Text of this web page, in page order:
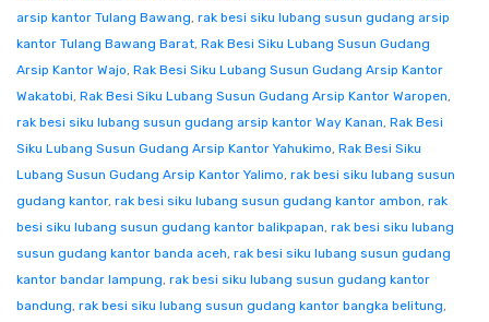
arsip kantor Tulang Bawang, rak besi siku lubang susun gudang arsip
kantor Tulang Bawang Barat, Rak Besi Siku Lubang Susun Gudang
Arsip Kantor Wajo, Rak Besi Siku Lubang Susun Gudang Arsip Kantor
Wakatobi, Rak Besi Siku Lubang Susun Gudang Arsip Kantor Waropen,
rak besi siku lubang susun gudang arsip kantor Way Kanan, Rak Besi
Siku Lubang Susun Gudang Arsip Kantor Yahukimo, Rak Besi Siku
Lubang Susun Gudang Arsip Kantor Yalimo, rak besi siku lubang susun
gudang kantor, rak besi siku lubang susun gudang kantor ambon, rak
besi siku lubang susun gudang kantor balikpapan, rak besi siku lubang
susun gudang kantor banda aceh, rak besi siku lubang susun gudang
kantor bandar lampung, rak besi siku lubang susun gudang kantor
bandung, rak besi siku lubang susun gudang kantor bangka belitung,